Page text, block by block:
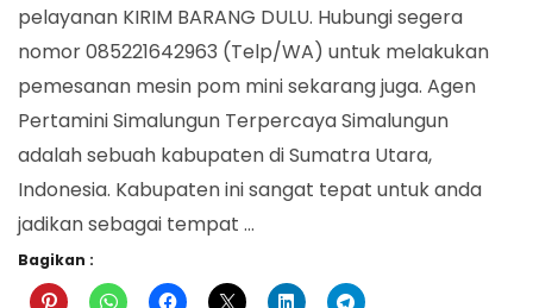
pelayanan KIRIM BARANG DULU. Hubungi segera
nomor 085221642963 (Telp/WA) untuk melakukan
pemesanan mesin pom mini sekarang juga. Agen
Pertamini Simalungun Terpercaya Simalungun
adalah sebuah kabupaten di Sumatra Utara,
Indonesia. Kabupaten ini sangat tepat untuk anda
jadikan sebagai tempat …
Bagikan :